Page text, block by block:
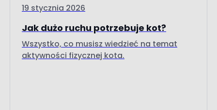
19 stycznia 2026
Jak dużo ruchu potrzebuje kot?
Wszystko, co musisz wiedzieć na temat
aktywności fizycznej kota.